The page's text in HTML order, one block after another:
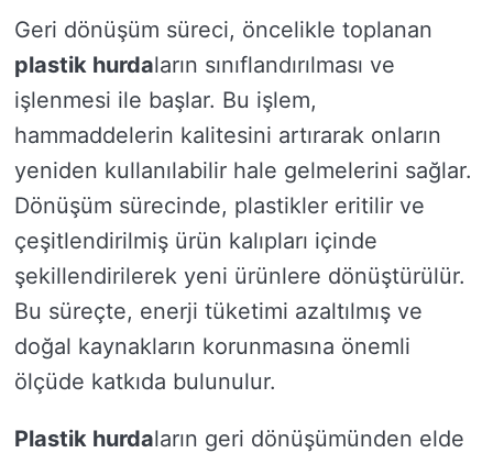
Geri dönüşüm süreci, öncelikle toplanan
plastik hurdaların sınıflandırılması ve
işlenmesi ile başlar. Bu işlem,
hammaddelerin kalitesini artırarak onların
yeniden kullanılabilir hale gelmelerini sağlar.
Dönüşüm sürecinde, plastikler eritilir ve
çeşitlendirilmiş ürün kalıpları içinde
şekillendirilerek yeni ürünlere dönüştürülür.
Bu süreçte, enerji tüketimi azaltılmış ve
doğal kaynakların korunmasına önemli
ölçüde katkıda bulunulur.
Plastik hurdaların geri dönüşümünden elde